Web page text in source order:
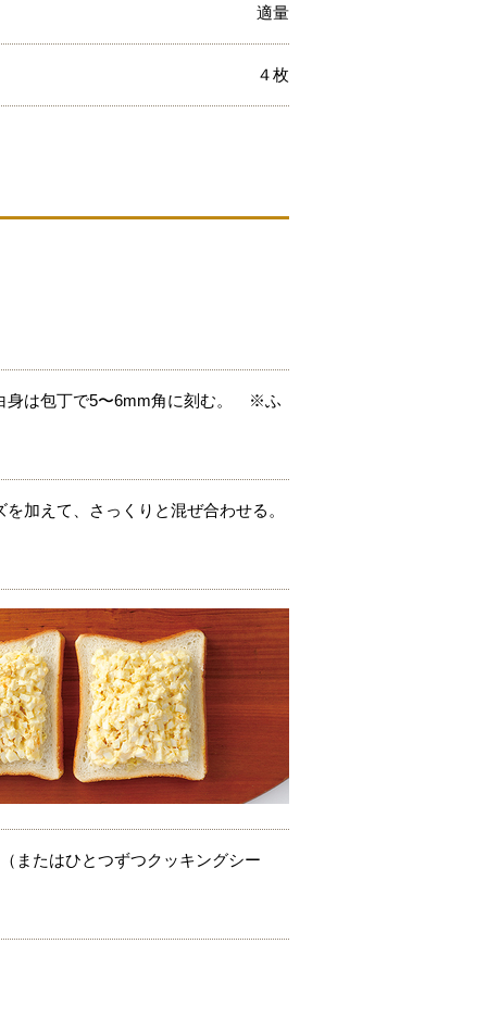
適量
４枚
身は包丁で5〜6mm角に刻む。 ※ふ
加えて、さっくりと混ぜ合わせる。
またはひとつずつクッキングシー